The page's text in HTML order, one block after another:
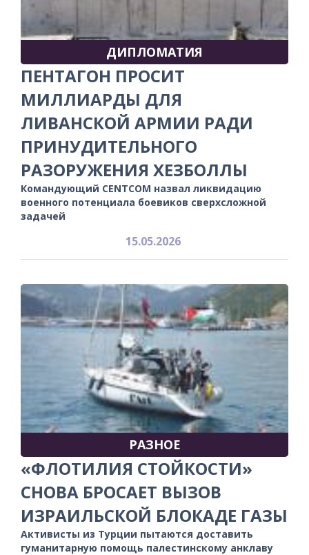
ДИПЛОМАТИЯ
ПЕНТАГОН ПРОСИТ
МИЛЛИАРДЫ ДЛЯ
ЛИВАНСКОЙ АРМИИ РАДИ
ПРИНУДИТЕЛЬНОГО
РАЗОРУЖЕНИЯ ХЕЗБОЛЛЫ
Командующий CENTCOM назвал ликвидацию
военного потенциала боевиков сверхсложной
задачей
15.05.2026
РАЗНОЕ
«ФЛОТИЛИЯ СТОЙКОСТИ»
СНОВА БРОСАЕТ ВЫЗОВ
ИЗРАИЛЬСКОЙ БЛОКАДЕ ГАЗЫ
Активисты из Турции пытаются доставить
гуманитарную помощь палестинскому анклаву